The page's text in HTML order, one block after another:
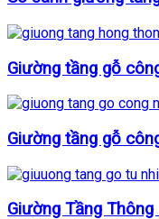
Giường tầng gỗ
Giường tầng gỗ
Giường Tầng